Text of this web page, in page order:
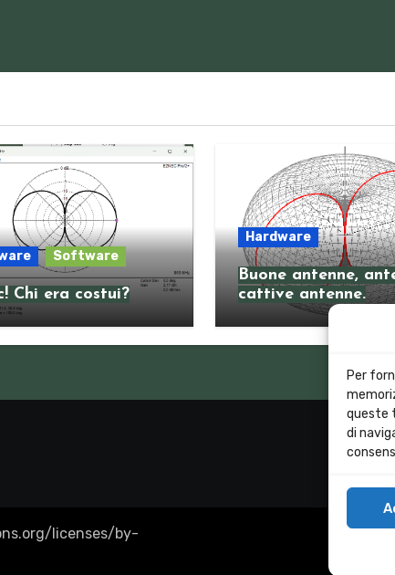
Per
queste
di
Software
Chi era costui?
Hardware
Buone antenne,
cattive antenne.
licenses/by-